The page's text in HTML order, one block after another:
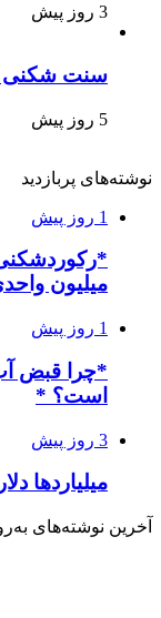
3 روز پیش
سنت شکنی
5 روز پیش
نوشته‌های پربازدید
1 روز پیش
میلیون
1 روز پیش
است؟ *
3 روز پیش
میلیاردها
آخرین نوشته‌های‌